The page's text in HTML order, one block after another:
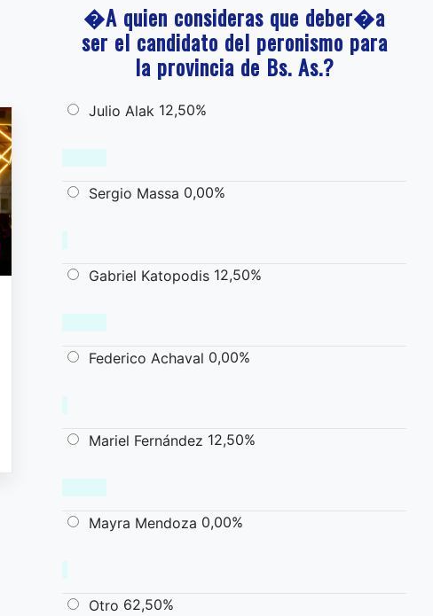
�A quien consideras que deber�a
ser el candidato del peronismo para
la provincia de Bs. As.?
Julio Alak 12,50%
Sergio Massa 0,00%
Gabriel Katopodis 12,50%
Federico Achaval 0,00%
Mariel Fernández 12,50%
Mayra Mendoza 0,00%
Otro 62,50%